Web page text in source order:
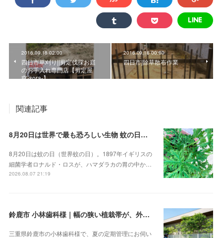
2016.09.18 02:00
四日市草刈り||剪定伐採お庭
のお手入れ専門店【剪定屋
空-sora-】
2016.09.16 00:00
四日市|除草散布作業
関連記事
8月20日は世界で最も恐ろしい生物 蚊の日！？。蚊連草・蚊嫌草 センテッドゼラニウム
8月20日は蚊の日（世界蚊の日）。1897年イギリスの
細菌学者ロナルド・ロスが、ハマダラカの胃の中か…
2026.08.07 21:19
鈴鹿市 小林歯科様｜幅の狭い植栽帯が、外から見ると緑の壁になる
三重県鈴鹿市の小林歯科様で、夏の定期管理にお伺い